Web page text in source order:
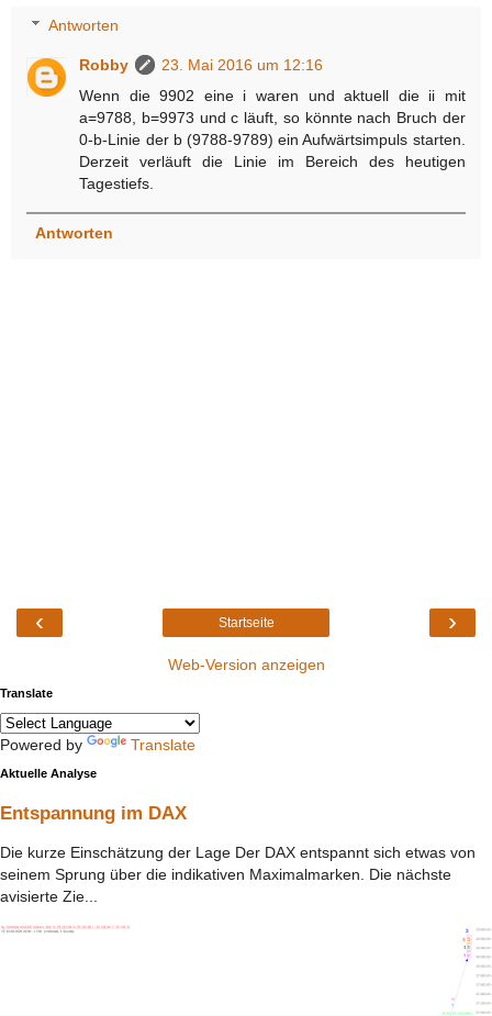
Antworten
Robby
23. Mai 2016 um 12:16
Wenn die 9902 eine i waren und aktuell die ii mit
a=9788, b=9973 und c läuft, so könnte nach Bruch der
0-b-Linie der b (9788-9789) ein Aufwärtsimpuls starten.
Derzeit verläuft die Linie im Bereich des heutigen
Tagestiefs.
Antworten
‹ ›
Startseite
Web-Version anzeigen
Translate
Powered by Translate
Aktuelle Analyse
Entspannung im DAX
Die kurze Einschätzung der Lage Der DAX entspannt sich etwas von
seinem Sprung über die indikativen Maximalmarken. Die nächste
avisierte Zie...